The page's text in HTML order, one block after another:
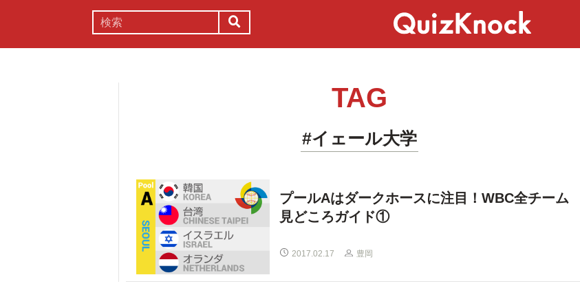
TAG
#イェール大学
プールAはダークホースに注目！WBC全チーム
見どころガイド①
2017.02.17 豊岡